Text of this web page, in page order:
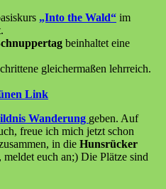
„Into the Wald“ im
beinhaltet eine
gleichermaßen lehrreich.
Link
Wanderung geben. Auf
freue ich mich jetzt schon
in die Hunsrücker
euch an;) Die Plätze sind